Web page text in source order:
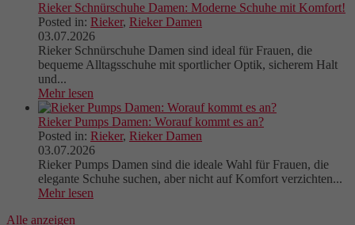
Rieker Schnürschuhe Damen: Moderne Schuhe mit Komfort!
Posted in: Rieker, Rieker Damen
03.07.2026
Rieker Schnürschuhe Damen sind ideal für Frauen, die
bequeme Alltagsschuhe mit sportlicher Optik, sicherem Halt
und...
Mehr lesen
Rieker Pumps Damen: Worauf kommt es an?
Posted in: Rieker, Rieker Damen
03.07.2026
Rieker Pumps Damen sind die ideale Wahl für Frauen, die
elegante Schuhe suchen, aber nicht auf Komfort verzichten...
Mehr lesen
Alle anzeigen